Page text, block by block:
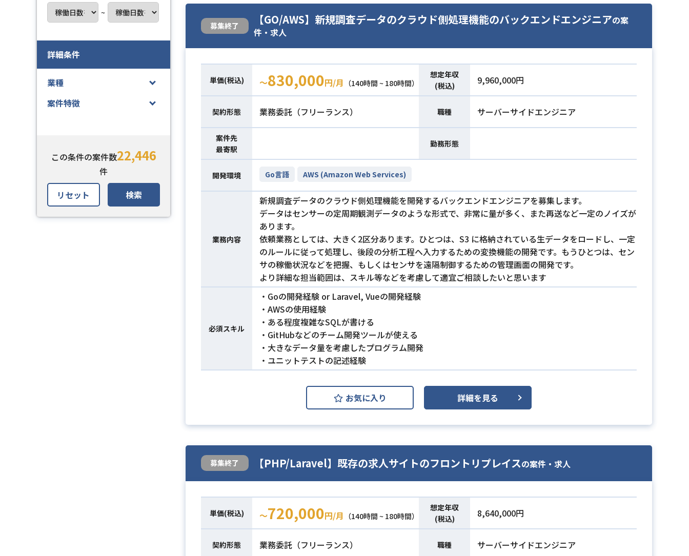
~
詳細条件
業種
案件特徴
この条件の案件数22,446
件
リセット
検索
募集終了 【GO/AWS】新規調査データのクラウド側処理機能のバックエンドエンジニアの案
件・求人
単価(税込) 〜830,000円/月 （140時間 ~ 180時間）
想定年収
(税込)
9,960,000円
契約形態 業務委託（フリーランス） 職種 サーバーサイドエンジニア
案件先
最寄駅
勤務形態
開発環境 Go言語 AWS (Amazon Web Services)
業務内容
新規調査データのクラウド側処理機能を開発するバックエンドエンジニアを募集します。
データはセンサーの定周期観測データのような形式で、非常に量が多く、また再送など一定のノイズが
あります。
依頼業務としては、大きく2区分あります。ひとつは、S3 に格納されている生データをロードし、一定
のルールに従って処理し、後段の分析工程へ入力するための変換機能の開発です。もうひとつは、セン
サの稼働状況などを把握、もしくはセンサを遠隔制御するための管理画面の開発です。
より詳細な担当範囲は、スキル等などを考慮して適宜ご相談したいと思います
必須スキル
・Goの開発経験 or Laravel, Vueの開発経験
・AWSの使用経験
・ある程度複雑なSQLが書ける
・GitHubなどのチーム開発ツールが使える
・大きなデータ量を考慮したプログラム開発
・ユニットテストの記述経験
お気に入り 詳細を見る
募集終了 【PHP/Laravel】既存の求人サイトのフロントリプレイスの案件・求人
単価(税込) 〜720,000円/月 （140時間 ~ 180時間）
想定年収
(税込)
8,640,000円
契約形態 業務委託（フリーランス） 職種 サーバーサイドエンジニア